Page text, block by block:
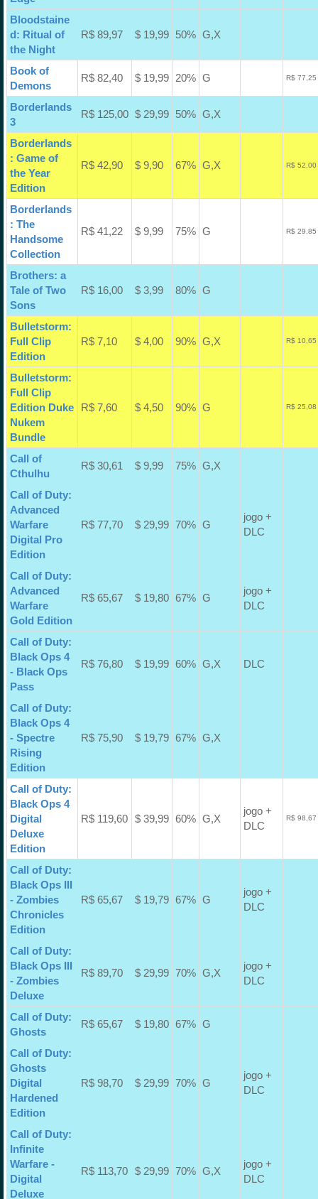
Bloodstaine
d: Ritual of
the Night
R$ 89,97 $ 19,99 50% G,X
Book of
Demons
R$ 82,40 $ 19,99 20% G R$
Borderlands
3
R$ 125,00 $ 29,99 50% G,X
Borderlands
: Game of
the Year
Edition
R$ 42,90 $ 9,90 67% G,X R$
Borderlands
: The
Handsome
Collection
R$ 41,22 $ 9,99 75% G R$
Brothers: a
Tale of Two
Sons
R$ 16,00 $ 3,99 80% G
Bulletstorm:
Full Clip
Edition
R$ 7,10 $ 4,00 90% G,X R$
Bulletstorm:
Full Clip
Edition Duke
Nukem
Bundle
R$ 7,60 $ 4,50 90% G R$
Call of
Cthulhu
R$ 30,61 $ 9,99 75% G,X
Call of Duty:
Advanced
Warfare
Digital Pro
Edition
R$ 77,70 $ 29,99 70% G
jogo +
DLC
Call of Duty:
Advanced
Warfare
Gold Edition
R$ 65,67 $ 19,80 67% G
jogo +
DLC
Call of Duty:
Black Ops 4
- Black Ops
Pass
R$ 76,80 $ 19,99 60% G,X DLC
Call of Duty:
Black Ops 4
- Spectre
Rising
Edition
R$ 75,90 $ 19,79 67% G,X
Call of Duty:
Black Ops 4
Digital
Deluxe
Edition
R$ 119,60 $ 39,99 60% G,X
jogo +
DLC
R$
Call of Duty:
Black Ops III
- Zombies
Chronicles
Edition
R$ 65,67 $ 19,79 67% G
jogo +
DLC
Call of Duty:
Black Ops III
- Zombies
Deluxe
R$ 89,70 $ 29,99 70% G,X
jogo +
DLC
Call of Duty:
Ghosts
R$ 65,67 $ 19,80 67% G
Call of Duty:
Ghosts
Digital
Hardened
Edition
R$ 98,70 $ 29,99 70% G
jogo +
DLC
Call of Duty:
Infinite
Warfare -
Digital
Deluxe
R$ 113,70 $ 29,99 70% G,X
jogo +
DLC